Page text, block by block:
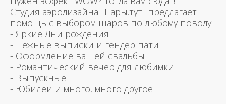
Студия аэродизайна Шары.тут предлагает
помощь с выбором шаров по любому поводу.
- Яркие Дни рождения
- Нежные выписки и гендер пати
- Оформление вашей свадьбы
- Романтический вечер для любимки
- Выпускные
- Юбилеи и много, много другое